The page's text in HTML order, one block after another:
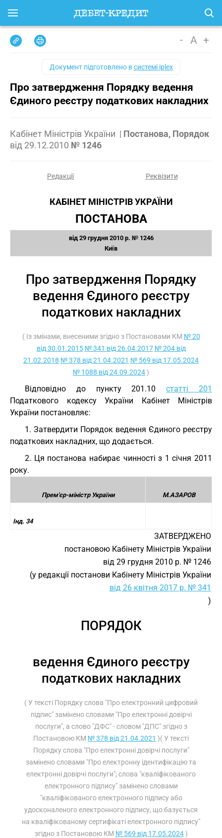
- A +
Документ підготовлено всистемі iplex
Про затвердження Порядку ведення
Єдиного реєстру податкових накладних
Кабінет Міністрів України | Постанова, Порядок
від 29.12.2010 № 1246
Редакції Реквізити
КАБІНЕТ МІНІСТРІВ УКРАЇНИ
ПОСТАНОВА
від 29 грудня 2010 р. № 1246
Київ
Про затвердження Порядку
ведення Єдиного реєстру
податкових накладних
( Із змінами, внесеними згідно з Постановами КМ № 20
від 30.01.2015 № 341 від 26.04.2017 № 204 від
21.02.2018 № 378 від 21.04.2021 № 569 від 17.05.2024
№ 1088 від 24.09.2024)
Відповідно до пункту 201.10статті 201
Податкового кодексу України Кабінет Міністрів
України постановляє:
1. Затвердити Порядок ведення Єдиного реєстру
податкових накладних, що додається.
2. Ця постанова набирає чинності з 1 січня 2011
року.
Прем'єр-міністр України М.АЗАРОВ
Інд. 34
ЗАТВЕРДЖЕНО
постановою Кабінету Міністрів України
від 29 грудня 2010 р. № 1246
(у редакції постанови Кабінету Міністрів України
від 26 квітня 2017 р. № 341
)
ПОРЯДОК
ведення Єдиного реєстру
податкових накладних
( У тексті Порядку слова "Про електронний цифровий
підпис" замінено словами "Про електронні довірчі
послуги", а слово "ДФС" - словом "ДПС" згідно з
Постановою КМ № 378 від 21.04.2021 )( У тексті
Порядку слова "Про електронні довірчі послуги"
замінено словами "Про електронну ідентифікацію та
електронні довірчі послуги"; слова "кваліфікованого
електронного підпису" замінено словами
"кваліфікованого електронного підпису або
удосконаленого електронного підпису, що базується
на кваліфікованому сертифікаті електронного підпису"
згідно з Постановою КМ № 569 від 17.05.2024)